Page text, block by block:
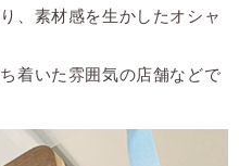
、素材感を生かしたオシャ
着いた雰囲気の店舗などで